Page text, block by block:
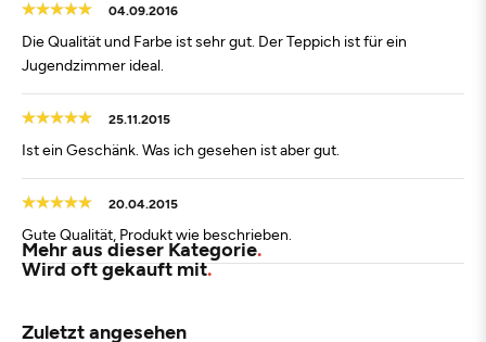
04.09.2016
Die Qualität und Farbe ist sehr gut. Der Teppich ist für ein
Jugendzimmer ideal.
25.11.2015
Ist ein Geschänk. Was ich gesehen ist aber gut.
20.04.2015
Gute Qualität, Produkt wie beschrieben.
Mehr aus dieser Kategorie
Wird oft gekauft mit
Zuletzt angesehen